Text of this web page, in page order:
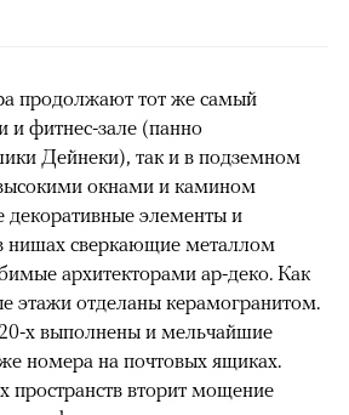
продолжают тот же самый
и фитнес-зале (панно
Дейнеки), так и в подземном
окнами и камином
элементы и
нишах сверкающие металлом
архитекторами ар-деко. Как
этажи отделаны керамогранитом.
х выполнены и мельчайшие
номера на почтовых ящиках.
пространств вторит мощение